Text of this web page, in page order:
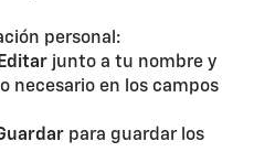
personal:
Editar junto a tu nombre y
necesario en los campos
para guardar los